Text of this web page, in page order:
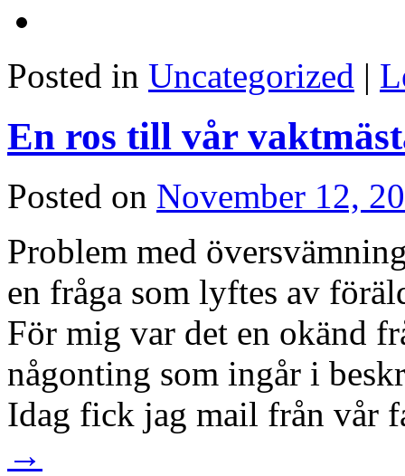
Posted in Uncategorized |
En ros till vår
Posted on November 12,
Problem med
en fråga som lyftes av
För mig var det en okänd
någonting som ingår i
Idag fick jag mail från vår
→